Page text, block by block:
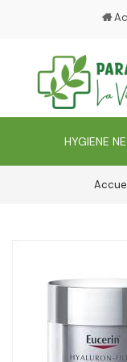
HYGIENE